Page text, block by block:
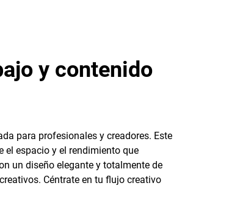
y contenido
para profesionales y creadores. Este
el espacio y el rendimiento que
un diseño elegante y totalmente de
Céntrate en tu flujo creativo